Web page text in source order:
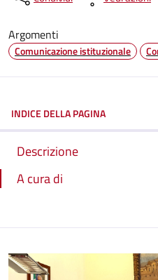
Argomenti
Comunicazione istituzionale
INDICE DELLA PAGINA
Descrizione
A cura di